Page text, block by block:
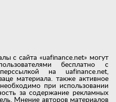
с сайта «uafinance.net» могут
бесплатно с
на uafinance.net,
материала. также активное
при использовании
за содержание рекламных
Мнение авторов материалов